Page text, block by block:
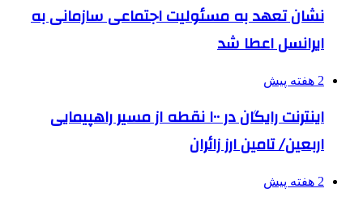
نشان تعهد به مسئولیت اجتماعی سازمانی به
ایرانسل اعطا شد
2 هفته پیش
اینترنت رایگان در ۱۰۰ نقطه از مسیر راهپیمایی
اربعین/ تامین ارز زائران
2 هفته پیش